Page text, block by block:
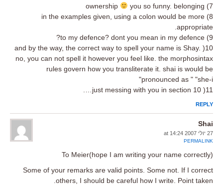
7) ownership
you so funny. belonging
8) in the examples given, using a colon would be more
appropriate.
9) to my defence? dont you mean in my defence?
10( and by the way, the correct way to spell your name is Shay.
no, you can not spell it however you feel like. the morphosintax
rules govern how you transliterate it. shai is would be
pronounced as " "she-i"
11( just messing with you in section 10….
REPLY
Shai
27 יולי 2007 at 14:24
PERMALINK
To Meier(hope I am writing your name correctly)
Some of your remarks are valid points. Some not. If I correct
others, I should be careful how I write. Point taken.